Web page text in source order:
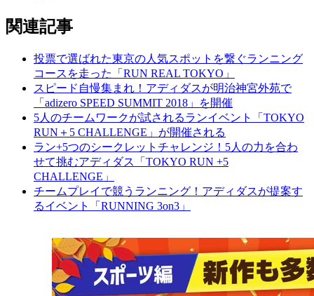
関連記事
投票で選ばれた東京の人気スポットを繋ぐランニング
コースを走った「RUN REAL TOKYO」
スピード自慢集まれ！アディダスが明治神宮外苑で
「adizero SPEED SUMMIT 2018」を開催
5人のチームワークが試されるランイベント「TOKYO
RUN＋5 CHALLENGE」が開催される
ラン+5つのシークレットチャレンジ！5人の力を合わ
せて挑むアディダス「TOKYO RUN +5
CHALLENGE」
チームプレイで競うランニング！アディダスが提案す
るイベント「RUNNING 3on3」